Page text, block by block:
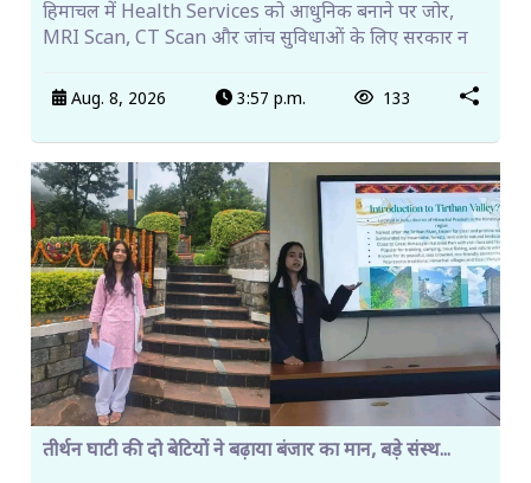
हिमाचल में Health Services को आधुनिक बनाने पर जोर,
MRI Scan, CT Scan और जांच सुविधाओं के लिए सरकार न
Aug. 8, 2026 3:57 p.m. 133
तीर्थन घाटी की दो बेटियों ने बढ़ाया बंजार का मान, बड़े संस्थ...